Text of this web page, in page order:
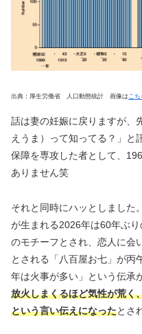
出典：厚生労働省 人口動態統計 画像は こち
話は妻の妊娠に戻りますが、
えうま）って知ってる？」と
保障を専攻した者として、
ありません笑
それと同時にハッとしました
が生まれる2026年は60年ぶり
のモチーフとされ、恋人に会
とされる「八百屋お七」が丙
年は火事が多い」という伝承
放火しまくるほど気性が荒く
という言い伝えになったとさ